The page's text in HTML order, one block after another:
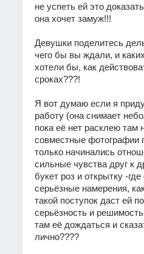
не успеть ей это
она хочет замуж!!!
Девушки поделитесь
чего бы вы ждали, и
хотели бы, как
сроках???!
Я вот думаю если я
работу (она снимает
пока её нет расклею там
совместные фотографии
только начинались
сильные чувства друг к
букет роз и открытку -
серьёзные намерения,
такой поступок даст ей
серьёзность и
там её дождаться и
лично????